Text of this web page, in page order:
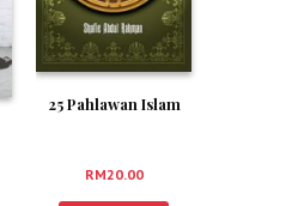
25 Pahlawan Islam
RM20.00